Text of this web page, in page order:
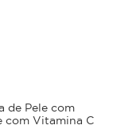
de Pele com
com Vitamina C